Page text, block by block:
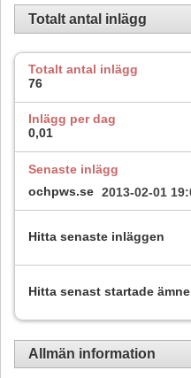
Totalt antal inlägg
Totalt antal inlägg
76
Inlägg per dag
0,01
Senaste inlägg
ochpws.se 2013-02-01
Hitta senaste inläggen
Hitta senast startade
Allmän information